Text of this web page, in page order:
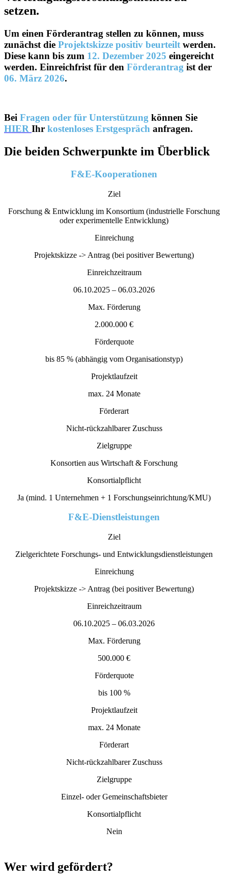
setzen.
Um einen Förderantrag stellen zu können, muss
zunächst die Projektskizze positiv beurteilt werden.
Diese kann bis zum 12. Dezember 2025 eingereicht
werden. Einreichfrist für den Förderantrag ist der
06. März 2026.
Bei Fragen oder für Unterstützung können Sie
HIER Ihr kostenloses Erstgespräch anfragen.
Die beiden Schwerpunkte im Überblick
F&E-Kooperationen
Ziel
Forschung & Entwicklung im Konsortium (industrielle Forschung
oder experimentelle Entwicklung)
Einreichung
Projektskizze -> Antrag (bei positiver Bewertung)
Einreichzeitraum
06.10.2025 – 06.03.2026
Max. Förderung
2.000.000 €
Förderquote
bis 85 % (abhängig vom Organisationstyp)
Projektlaufzeit
max. 24 Monate
Förderart
Nicht-rückzahlbarer Zuschuss
Zielgruppe
Konsortien aus Wirtschaft & Forschung
Konsortialpflicht
Ja (mind. 1 Unternehmen + 1 Forschungseinrichtung/KMU)
F&E-Dienstleistungen
Ziel
Zielgerichtete Forschungs- und Entwicklungsdienstleistungen
Einreichung
Projektskizze -> Antrag (bei positiver Bewertung)
Einreichzeitraum
06.10.2025 – 06.03.2026
Max. Förderung
500.000 €
Förderquote
bis 100 %
Projektlaufzeit
max. 24 Monate
Förderart
Nicht-rückzahlbarer Zuschuss
Zielgruppe
Einzel- oder Gemeinschaftsbieter
Konsortialpflicht
Nein
Wer wird gefördert?